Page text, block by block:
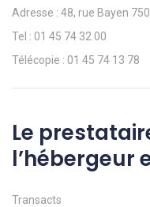
Adresse : 48, rue Bayen
Tel : 01 45 74 32 00
Télécopie : 01 45 74 13 78
Le
l’hébergeur
Transacts